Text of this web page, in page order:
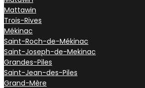
Mattawin
Trois-Rives
Mékinac
Saint-Roch-de-Mékinac
Saint-Joseph-de-Mekinac
Grandes-Piles
Saint-Jean-des-Piles
Grand-Mère